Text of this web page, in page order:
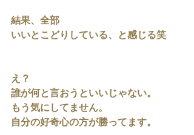
結果、全部
いいとこどりしている、と感じる笑
え？
誰が何と言おうといいじゃない。
もう気にしてません。
自分の好奇心の方が勝ってます。